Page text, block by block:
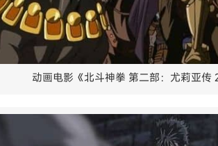
动画电影《北斗神拳 第二部：尤莉亚传